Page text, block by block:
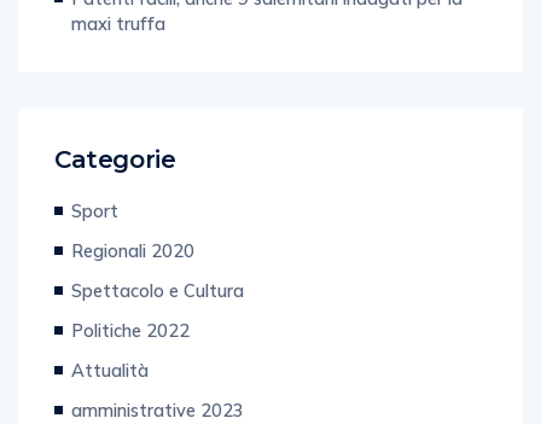
maxi truffa
Categorie
Sport
Regionali 2020
Spettacolo e Cultura
Politiche 2022
Attualità
amministrative 2023